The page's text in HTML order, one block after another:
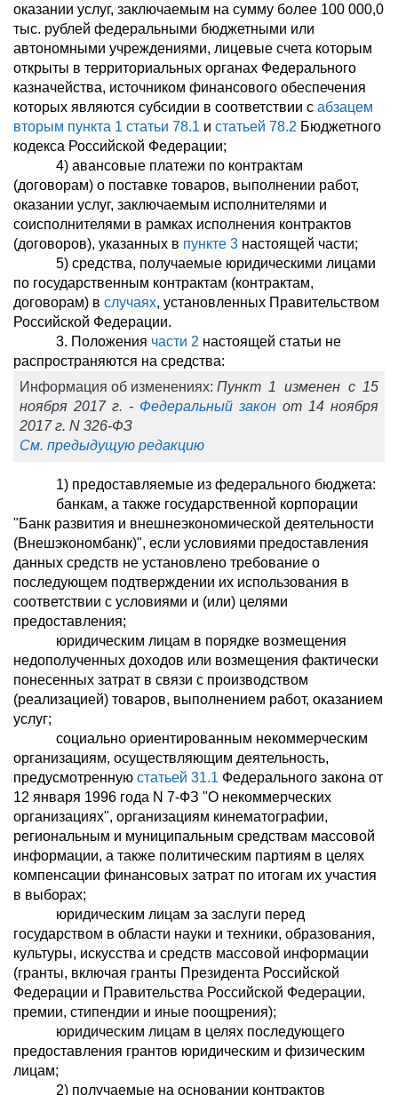
оказании услуг, заключаемым на сумму более 100 000,0
тыс. рублей федеральными бюджетными или
автономными учреждениями, лицевые счета которым
открыты в территориальных органах Федерального
казначейства, источником финансового обеспечения
которых являются субсидии в соответствии с абзацем
вторым пункта 1 статьи 78.1 и статьей 78.2 Бюджетного
кодекса Российской Федерации;
4) авансовые платежи по контрактам
(договорам) о поставке товаров, выполнении работ,
оказании услуг, заключаемым исполнителями и
соисполнителями в рамках исполнения контрактов
(договоров), указанных в пункте 3 настоящей части;
5) средства, получаемые юридическими лицами
по государственным контрактам (контрактам,
договорам) в случаях, установленных Правительством
Российской Федерации.
3. Положения части 2 настоящей статьи не
распространяются на средства:
Информация об изменениях: Пункт 1 изменен с 15
ноября 2017 г. - Федеральный закон от 14 ноября
2017 г. N 326-ФЗ
См. предыдущую редакцию
1) предоставляемые из федерального бюджета:
банкам, а также государственной корпорации
"Банк развития и внешнеэкономической деятельности
(Внешэкономбанк)", если условиями предоставления
данных средств не установлено требование о
последующем подтверждении их использования в
соответствии с условиями и (или) целями
предоставления;
юридическим лицам в порядке возмещения
недополученных доходов или возмещения фактически
понесенных затрат в связи с производством
(реализацией) товаров, выполнением работ, оказанием
услуг;
социально ориентированным некоммерческим
организациям, осуществляющим деятельность,
предусмотренную статьей 31.1 Федерального закона от
12 января 1996 года N 7-ФЗ "О некоммерческих
организациях", организациям кинематографии,
региональным и муниципальным средствам массовой
информации, а также политическим партиям в целях
компенсации финансовых затрат по итогам их участия
в выборах;
юридическим лицам за заслуги перед
государством в области науки и техники, образования,
культуры, искусства и средств массовой информации
(гранты, включая гранты Президента Российской
Федерации и Правительства Российской Федерации,
премии, стипендии и иные поощрения);
юридическим лицам в целях последующего
предоставления грантов юридическим и физическим
лицам;
2) получаемые на основании контрактов